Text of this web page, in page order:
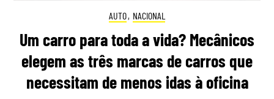
AUTO, NACIONAL
Um carro para toda a vida? Mecânicos
elegem as três marcas de carros que
necessitam de menos idas à oficina